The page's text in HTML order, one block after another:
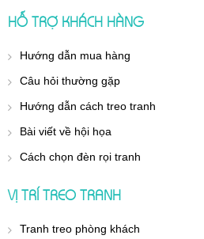
HỖ TRỢ KHÁCH HÀNG
Hướng dẫn mua hàng
Câu hỏi thường gặp
Hướng dẫn cách treo tranh
Bài viết về hội họa
Cách chọn đèn rọi tranh
VỊ TRÍ TREO TRANH
Tranh treo phòng khách